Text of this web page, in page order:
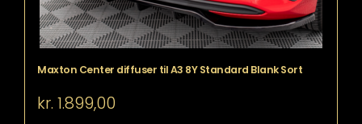
Maxton Center diffuser til A3 8Y Standard Blank Sort
kr. 1.899,00